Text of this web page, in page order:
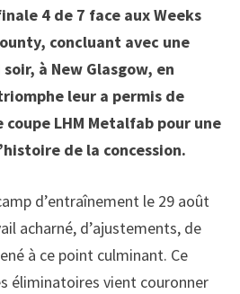
4 de 7 face aux Weeks
concluant avec une
à New Glasgow, en
leur a permis de
LHM Metalfab pour une
de la concession.
d’entraînement le 29 août
acharné, d’ajustements, de
à ce point culminant. Ce
éliminatoires vient couronner